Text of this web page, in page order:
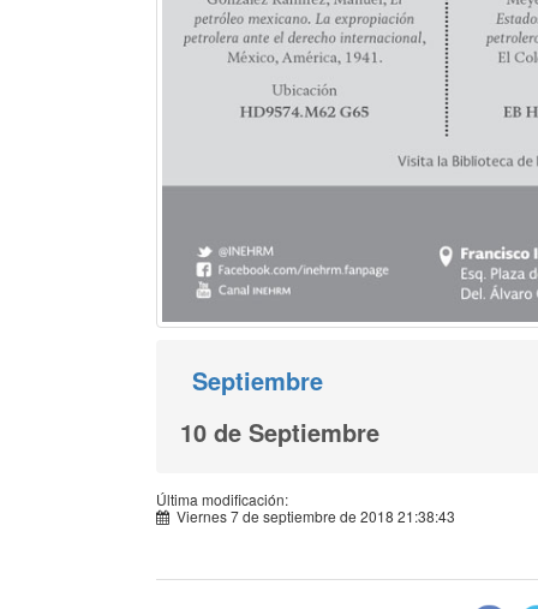
Septiembre
10 de Septiembre
Última modificación:
Viernes 7 de septiembre de 2018 21:38:43